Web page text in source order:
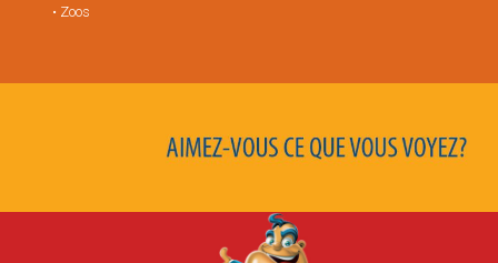
• Zoos